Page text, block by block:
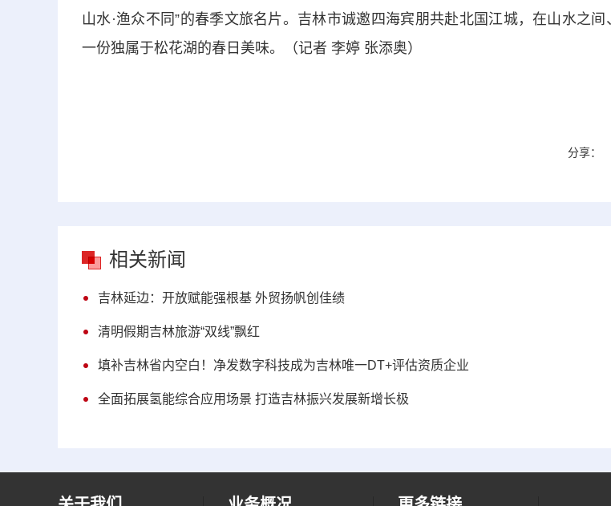
山水·渔众不同”的春季文旅名片。吉林市诚邀四海宾朋共赴北国江城，在山水之
一份独属于松花湖的春日美味。（记者 李婷 张添奥）
分享：
相关新闻
吉林延边：开放赋能强根基 外贸扬帆创佳绩
清明假期吉林旅游“双线”飘红
填补吉林省内空白！净发数字科技成为吉林唯一DT+评估资质企业
全面拓展氢能综合应用场景 打造吉林振兴发展新增长极